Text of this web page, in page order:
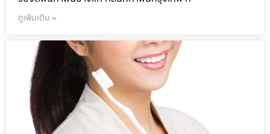
ดูเพิ่มเติม »